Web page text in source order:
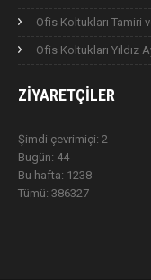
Ofis Koltukları Tamiri
Ofis Koltukları Yıldız
ZIYARETÇILER
Şimdi çevrimiçi: 2
Bugün: 44
Bu hafta: 1238
Tümü: 386327